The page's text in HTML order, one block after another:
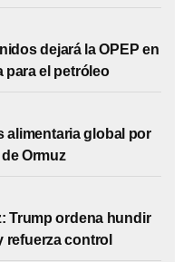
dejará la OPEP en
para el petróleo
alimentaria global por
Ormuz
Trump ordena hundir
refuerza control